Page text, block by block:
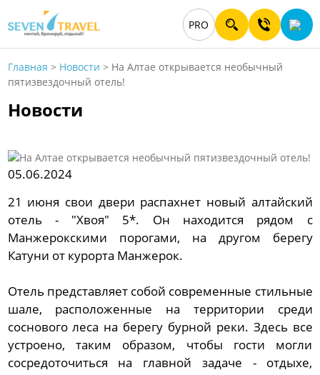
PRO
Главная > Новости > На Алтае открывается необычный
пятизвездочный отель!
Новости
05.06.2024
21 июня свои двери распахнет новый алтайский
отель - "Хвоя" 5*. Он находится рядом с
Манжерокскими порогами, на другом берегу
Катуни от курорта Манжерок.
Отель представляет собой современные стильные
шале, расположенные на территории среди
соснового леса на берегу бурной реки. Здесь все
устроено, таким образом, чтобы гости могли
сосредоточиться на главной задаче - отдыхе,